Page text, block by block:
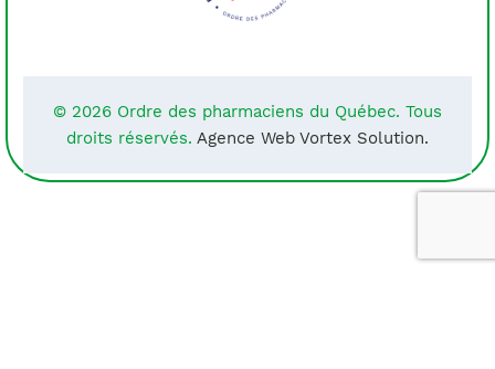
© 2026 Ordre des pharmaciens du Québec. Tous
droits réservés. Agence Web Vortex Solution.